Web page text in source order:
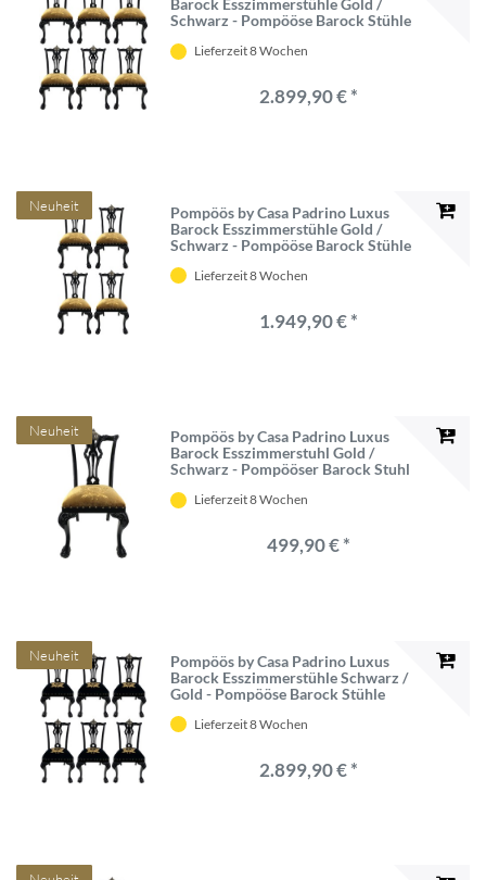
Barock Esszimmerstühle Gold /
Schwarz - Pompööse Barock Stühle
Esszimmerstühle - Barock Esszimmer
Lieferzeit 8 Wochen
2.899,90 € *
Neuheit
Pompöös by Casa Padrino Luxus
Barock Esszimmerstühle Gold /
Schwarz - Pompööse Barock Stühle
Esszimmerstühle - Barock Esszimmer
Lieferzeit 8 Wochen
1.949,90 € *
Neuheit
Pompöös by Casa Padrino Luxus
Barock Esszimmerstuhl Gold /
Schwarz - Pompööser Barock Stuhl
Barock Esszimmer Möbel
Lieferzeit 8 Wochen
499,90 € *
Neuheit
Pompöös by Casa Padrino Luxus
Barock Esszimmerstühle Schwarz /
Gold - Pompööse Barock Stühle
Esszimmerstühle - Barock Esszimmer
Lieferzeit 8 Wochen
2.899,90 € *